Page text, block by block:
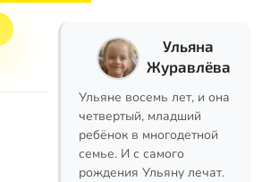
Ульяна
Журавлёва
Ульяне восемь лет, и она
четвертый, младший
ребёнок в многодетной
семье. И с самого
рождения Ульяну лечат.